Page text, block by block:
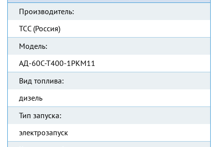
Производитель:
ТСС (Россия)
Модель:
АД-60С-Т400-1РКМ11
Вид топлива:
дизель
Тип запуска:
электрозапуск